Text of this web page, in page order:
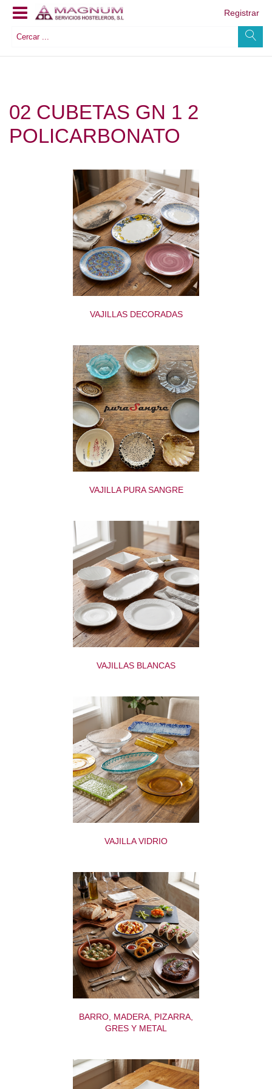
Registrar
02 CUBETAS GN 1 2
POLICARBONATO
VAJILLAS DECORADAS
VAJILLA PURA SANGRE
VAJILLAS BLANCAS
VAJILLA VIDRIO
BARRO, MADERA, PIZARRA,
GRES Y METAL